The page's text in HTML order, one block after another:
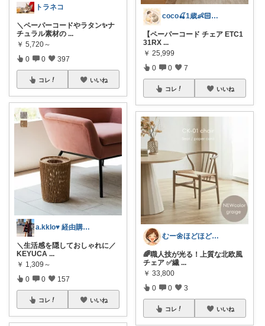
トラネコ
＼ペーパーコードやラタン✨ナ
チュラル素材の ...
￥ 5,720～
0 0 397
コレ いいね
a.kklo♥ 経由購入感謝です💕
＼生活感を隠しておしゃれに／
KEYUCA ...
￥ 1,309～
0 0 157
コレ いいね
coco🍒1歳👶🏻5歳🐈
【ペーパーコード チェア ETC1
31RX ...
￥ 25,999
0 0 7
コレ いいね
むー🌼ほどほど生活🌼
🌈職人技が光る！上質な北欧風
チェア ✅繊 ...
￥ 33,800
0 0 3
コレ いいね